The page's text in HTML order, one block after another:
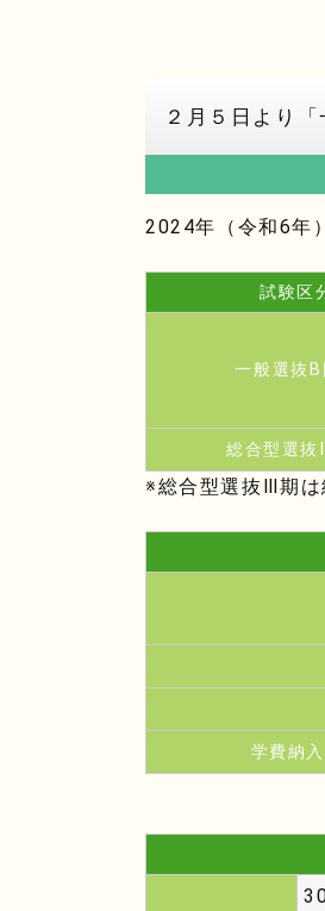
２月５日より
2024年（令和6年
試験区
一般選抜B
総合型選
※総合型選抜Ⅲ期は
学費納